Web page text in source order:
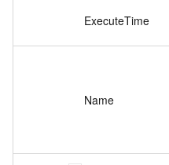
ExecuteTime
Name